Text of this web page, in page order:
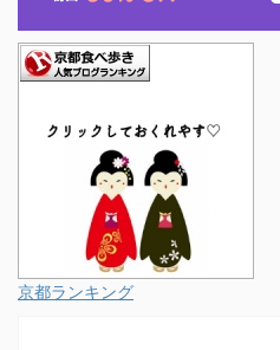
京都ランキング